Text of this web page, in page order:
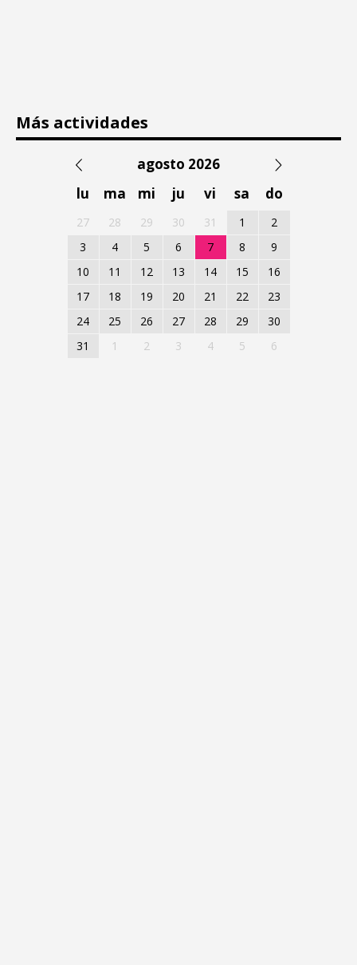
Más actividades
agosto 2026
lu
ma mi ju vi sa do
27 28 29 30 31 1
2
3
4 5 6 7 8
9
10
11 12 13 14 15
16
17
18 19 20 21 22
23
24
25 26 27 28 29
30
31
1 2 3 4 5 6